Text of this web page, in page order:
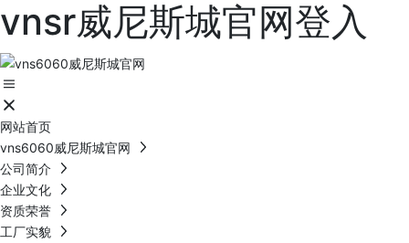
vnsr威尼斯城官网登入
网站首页
vns6060威尼斯城官网
公司简介
企业文化
资质荣誉
工厂实貌